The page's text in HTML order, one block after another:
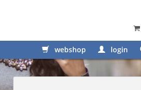
webshop login